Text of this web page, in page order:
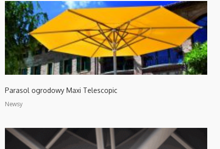
Parasol ogrodowy Maxi Telescopic
Newsy